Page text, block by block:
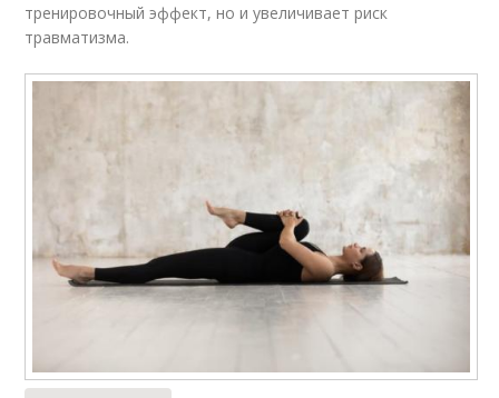
тренировочный эффект, но и увеличивает риск
травматизма.